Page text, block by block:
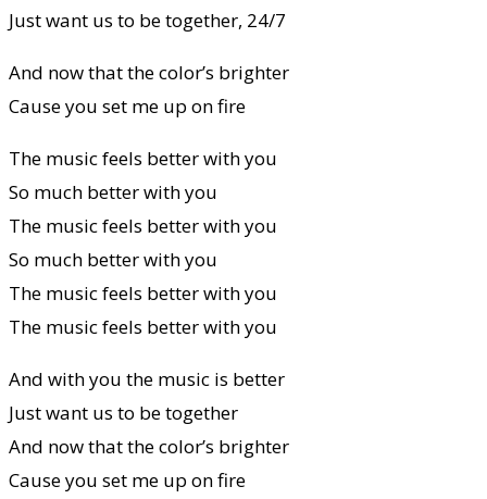
Just want us to be together, 24/7
And now that the color’s brighter
Cause you set me up on fire
The music feels better with you
So much better with you
The music feels better with you
So much better with you
The music feels better with you
The music feels better with you
And with you the music is better
Just want us to be together
And now that the color’s brighter
Cause you set me up on fire